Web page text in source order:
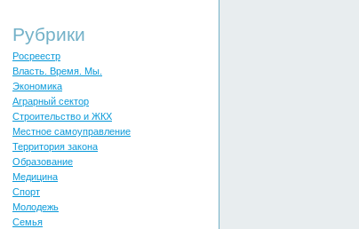
Рубрики
Росреестр
Власть. Время. Мы.
Экономика
Аграрный сектор
Строительство и ЖКХ
Местное самоуправление
Территория закона
Образование
Медицина
Спорт
Молодежь
Cемья